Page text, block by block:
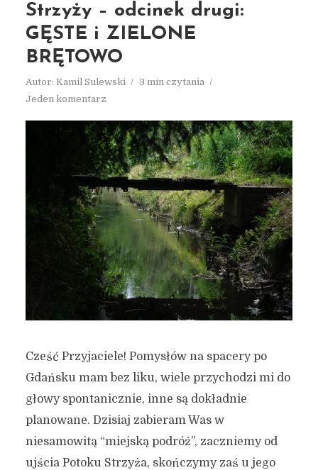
Strzyży – odcinek drugi:
GĘSTE i ZIELONE
BRĘTOWO
Autor: Kamil Sulewski
3 min czytania
Jeden komentarz
Cześć Przyjaciele! Pomysłów na spacery po
Gdańsku mam bez liku, wiele przychodzi mi do
głowy spontanicznie, inne są dokładnie
planowane. Dzisiaj zabieram Was w
niesamowitą “miejską podróż”, zaczniemy od
ujścia Potoku Strzyża, skończymy zaś u jego